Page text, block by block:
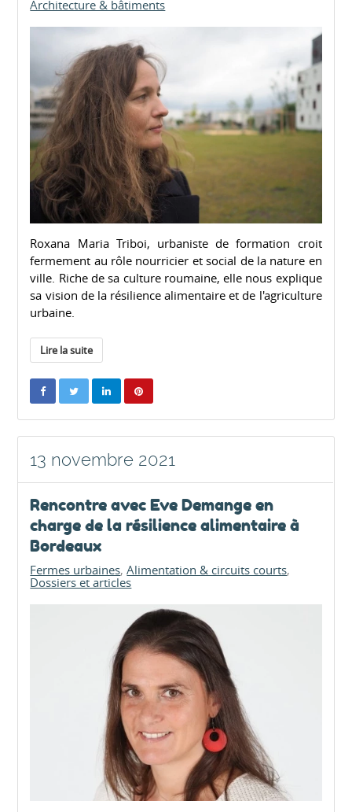
Architecture & bâtiments
Roxana Maria Triboi, urbaniste de formation croit
fermement au rôle nourricier et social de la nature en
ville. Riche de sa culture roumaine, elle nous explique
sa vision de la résilience alimentaire et de l'agriculture
urbaine.
Lire la suite
13 novembre 2021
Rencontre avec Eve Demange en
charge de la résilience alimentaire à
Bordeaux
Fermes urbaines Alimentation & circuits courts
Dossiers et articles